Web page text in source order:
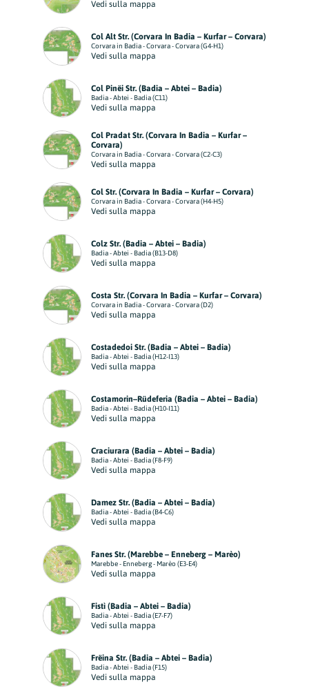
Vedi sulla mappa
Col Alt Str. (Corvara In Badia – Kurfar – Corvara)
Corvara in Badia - Corvara - Corvara (G4-H1)
Vedi sulla mappa
Col Pinëi Str. (Badia – Abtei – Badia)
Badia - Abtei - Badia (C11)
Vedi sulla mappa
Col Pradat Str. (Corvara In Badia – Kurfar –
Corvara)
Corvara in Badia - Corvara - Corvara (C2-C3)
Vedi sulla mappa
Col Str. (Corvara In Badia – Kurfar – Corvara)
Corvara in Badia - Corvara - Corvara (H4-H5)
Vedi sulla mappa
Colz Str. (Badia – Abtei – Badia)
Badia - Abtei - Badia (B13-D8)
Vedi sulla mappa
Costa Str. (Corvara In Badia – Kurfar – Corvara)
Corvara in Badia - Corvara - Corvara (D2)
Vedi sulla mappa
Costadedoi Str. (Badia – Abtei – Badia)
Badia - Abtei - Badia (H12-I13)
Vedi sulla mappa
Costamorin–Rüdeferia (Badia – Abtei – Badia)
Badia - Abtei - Badia (H10-I11)
Vedi sulla mappa
Craciurara (Badia – Abtei – Badia)
Badia - Abtei - Badia (F8-F9)
Vedi sulla mappa
Damez Str. (Badia – Abtei – Badia)
Badia - Abtei - Badia (B4-C6)
Vedi sulla mappa
Fanes Str. (Marebbe – Enneberg – Marèo)
Marebbe - Enneberg - Marèo (E3-E4)
Vedi sulla mappa
Fistì (Badia – Abtei – Badia)
Badia - Abtei - Badia (E7-F7)
Vedi sulla mappa
Frëina Str. (Badia – Abtei – Badia)
Badia - Abtei - Badia (F15)
Vedi sulla mappa